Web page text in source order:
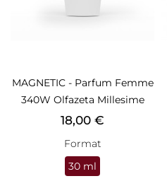
MAGNETIC - Parfum Femme
340W Olfazeta Millesime
Prix
18,00 €
Format
30 ml